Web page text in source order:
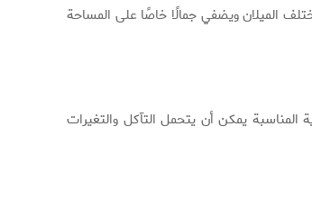
الميلان ويضفي جمالًا خاصًا على المساحة
يمكن أن يتحمل التآكل والتغيرات